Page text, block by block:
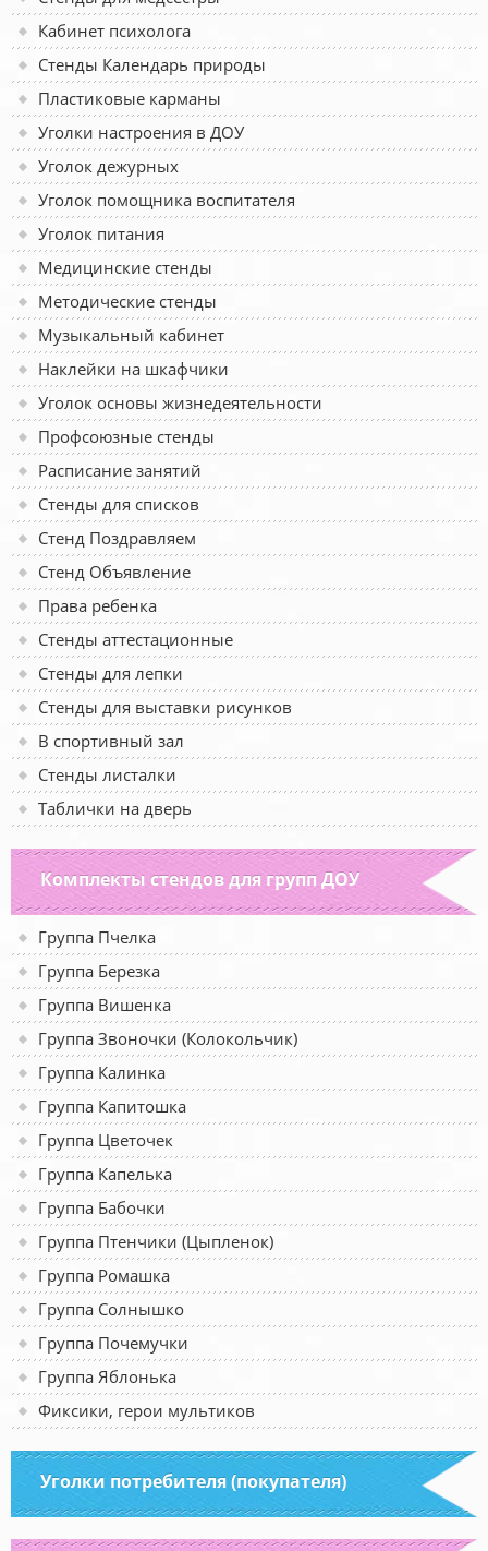
Кабинет психолога
Стенды Календарь природы
Пластиковые карманы
Уголки настроения в ДОУ
Уголок дежурных
Уголок помощника воспитателя
Уголок питания
Медицинские стенды
Методические стенды
Музыкальный кабинет
Наклейки на шкафчики
Уголок основы жизнедеятельности
Профсоюзные стенды
Расписание занятий
Стенды для списков
Стенд Поздравляем
Стенд Объявление
Права ребенка
Стенды аттестационные
Стенды для лепки
Стенды для выставки рисунков
В спортивный зал
Стенды листалки
Таблички на дверь
Комплекты стендов для групп ДОУ
Группа Пчелка
Группа Березка
Группа Вишенка
Группа Звоночки (Колокольчик)
Группа Калинка
Группа Капитошка
Группа Цветочек
Группа Капелька
Группа Бабочки
Группа Птенчики (Цыпленок)
Группа Ромашка
Группа Солнышко
Группа Почемучки
Группа Яблонька
Фиксики, герои мультиков
Уголки потребителя (покупателя)